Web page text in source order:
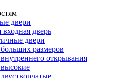
двери
входная дверь
двери
размеров
открывания